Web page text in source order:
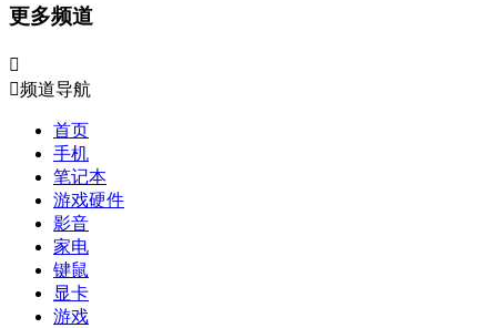
更多频道

频道导航
首页
手机
笔记本
游戏硬件
影音
家电
键鼠
显卡
游戏